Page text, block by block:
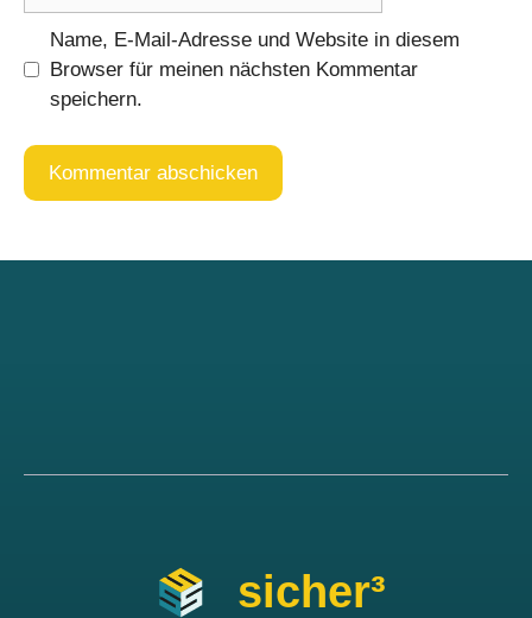
Name, E-Mail-Adresse und Website in diesem
Browser für meinen nächsten Kommentar
speichern.
sicher³